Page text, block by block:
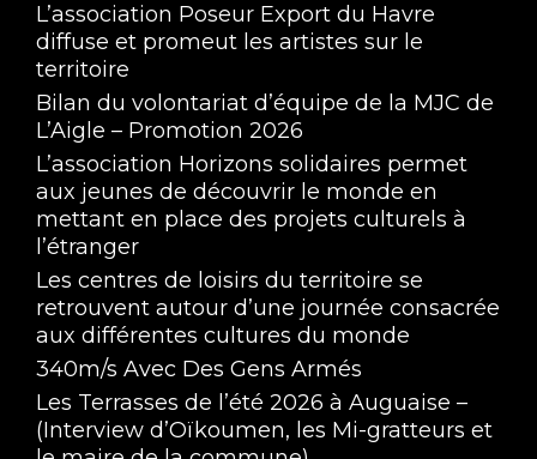
L’association Poseur Export du Havre
diffuse et promeut les artistes sur le
territoire
Bilan du volontariat d’équipe de la MJC de
L’Aigle – Promotion 2026
L’association Horizons solidaires permet
aux jeunes de découvrir le monde en
mettant en place des projets culturels à
l’étranger
Les centres de loisirs du territoire se
retrouvent autour d’une journée consacrée
aux différentes cultures du monde
340m/s Avec Des Gens Armés
Les Terrasses de l’été 2026 à Auguaise –
(Interview d’Oïkoumen, les Mi-gratteurs et